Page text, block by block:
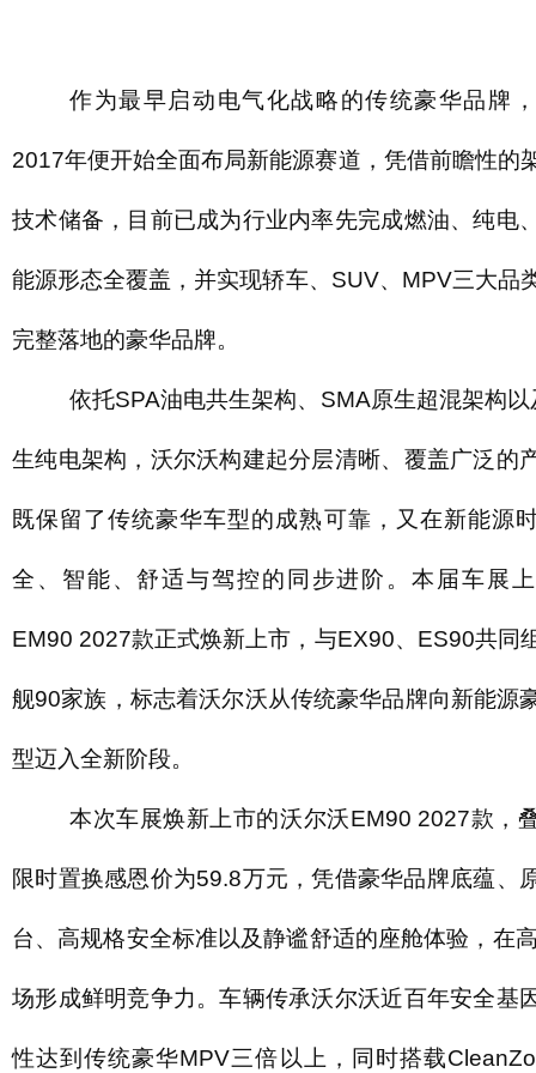
作为最早启动电气化战略的传统豪华品牌
2017年便开始全面布局新能源赛道，凭借前瞻性的
技术储备，目前已成为行业内率先完成燃油、纯电
能源形态全覆盖，并实现轿车、SUV、MPV三大品
完整落地的豪华品牌。
依托SPA油电共生架构、SMA原生超混架构
生纯电架构，沃尔沃构建起分层清晰、覆盖广泛的
既保留了传统豪华车型的成熟可靠，又在新能源
全、智能、舒适与驾控的同步进阶。本届车展
EM90 2027款正式焕新上市，与EX90、ES90共同
舰90家族，标志着沃尔沃从传统豪华品牌向新能源
型迈入全新阶段。
本次车展焕新上市的沃尔沃EM90 2027款，
限时置换感恩价为59.8万元，凭借豪华品牌底蕴、
台、高规格安全标准以及静谧舒适的座舱体验，在
场形成鲜明竞争力。车辆传承沃尔沃近百年安全基
性达到传统豪华MPV三倍以上，同时搭载